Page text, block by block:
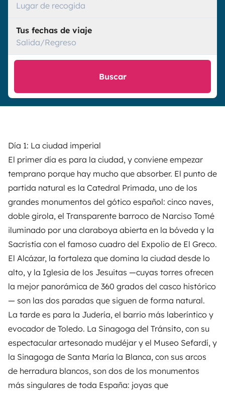
Lugar de recogida
Tus fechas de viaje
Salida/Regreso
Buscar
Día 1: La ciudad imperial
El primer día es para la ciudad, y conviene empezar
temprano porque hay mucho que absorber. El punto de
partida natural es la Catedral Primada, uno de los
grandes monumentos del gótico español: cinco naves,
doble girola, el Transparente barroco de Narciso Tomé
iluminado por una claraboya abierta en la bóveda y la
Sacristía con el famoso cuadro del Expolio de El Greco.
El Alcázar, la fortaleza que domina la ciudad desde lo
alto, y la Iglesia de los Jesuitas —cuyas torres ofrecen
la mejor panorámica de 360 grados del casco histórico
— son las dos paradas que siguen de forma natural.
La tarde es para la Judería, el barrio más laberíntico y
evocador de Toledo. La Sinagoga del Tránsito, con su
espectacular artesonado mudéjar y el Museo Sefardí, y
la Sinagoga de Santa María la Blanca, con sus arcos
de herradura blancos, son dos de los monumentos
más singulares de toda España: joyas que